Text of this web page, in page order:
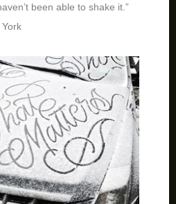
been able to shake it.”